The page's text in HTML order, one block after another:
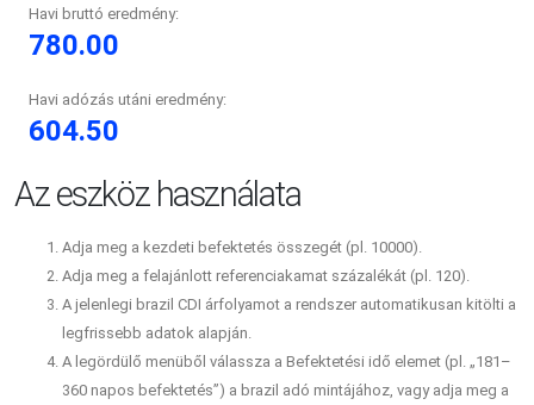
Havi bruttó eredmény:
780.00
Havi adózás utáni eredmény:
604.50
Az eszköz használata
Adja meg a kezdeti befektetés összegét (pl. 10000).
Adja meg a felajánlott referenciakamat százalékát (pl. 120).
A jelenlegi brazil CDI árfolyamot a rendszer automatikusan kitölti a
legfrissebb adatok alapján.
A legördülő menüből válassza a Befektetési idő elemet (pl. „181–
360 napos befektetés”) a brazil adó mintájához, vagy adja meg a